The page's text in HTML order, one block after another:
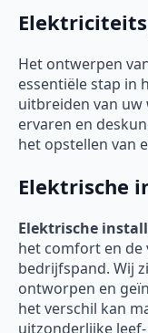
Het ontwerpen
essentiële stap in
uitbreiden van
ervaren en
het opstellen van
Elektrische
Elektrische
het comfort en de
bedrijfspand. Wij
ontworpen en
het verschil kan
uitzonderlijke